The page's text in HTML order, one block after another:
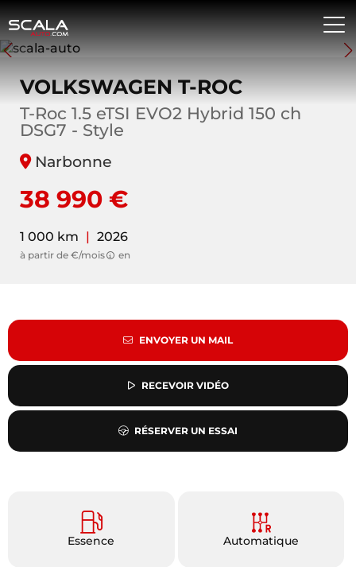
VOLKSWAGEN T-ROC
T-Roc 1.5 eTSI EVO2 Hybrid 150 ch
DSG7 - Style
Narbonne
38 990 €
1 000 km | 2026
à partir de €/mois en
ENVOYER UN MAIL
RECEVOIR VIDÉO
RÉSERVER UN ESSAI
Essence Automatique